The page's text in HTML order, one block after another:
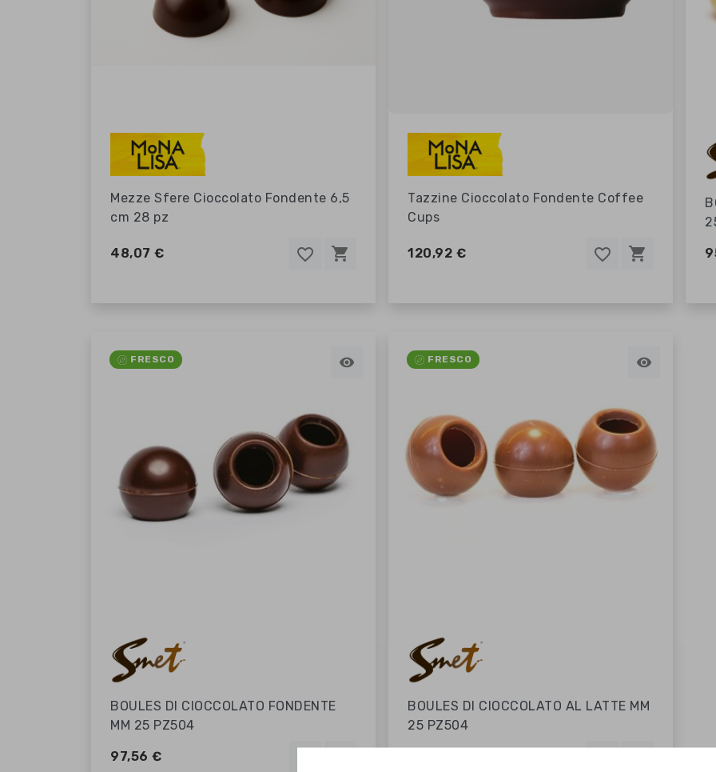
favorite_border
favorite_border
Mezze Sfere Cioccolato Fondente 6,5
cm 28 pz
48,07 € shopping_cart favorite_border
favorite_border
Tazzine Cioccolato Fondente Coffee
Cups
120,92 € shopping_cart
FRESCO 
BOULES DI CIOCCOLATO FONDENTE
MM 25 PZ504
97,56 €
FRESCO 
BOULES DI CIOCCOLATO AL LATTE MM
25 PZ504